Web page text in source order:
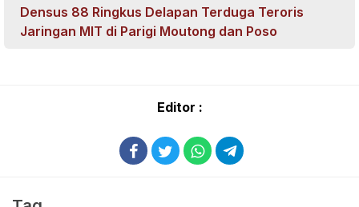
Densus 88 Ringkus Delapan Terduga Teroris
Jaringan MIT di Parigi Moutong dan Poso
Editor :